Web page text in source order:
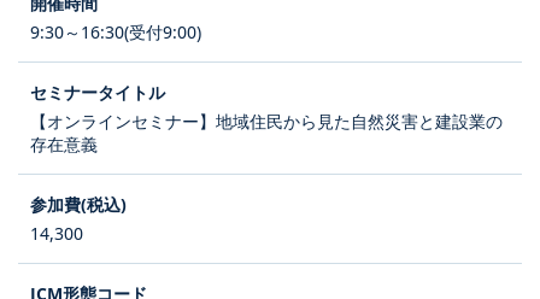
9:30～16:30(受付9:00)
【オンラインセミナー】地域住民から見た自然災害と建設業の
存在意義
14,300